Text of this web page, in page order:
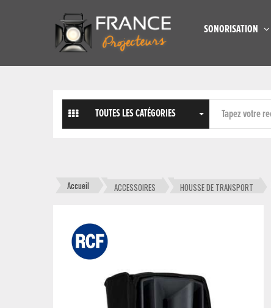
SONORISATION
TOUTES LES CATÉGORIES
Accueil ACCESSOIRES HOUSSE DE TRANSPORT